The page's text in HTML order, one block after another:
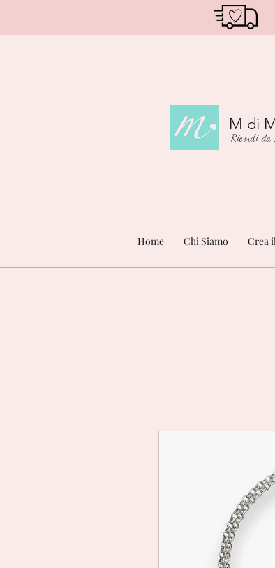
M di
Ricordi da
Home Chi Siamo Crea